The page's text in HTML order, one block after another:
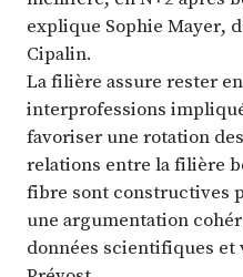
explique Sophie Mayer,
Cipalin.
La filière assure rester
interprofessions
favoriser une rotation
relations entre la filière
fibre sont constructives
une argumentation
données scientifiques et